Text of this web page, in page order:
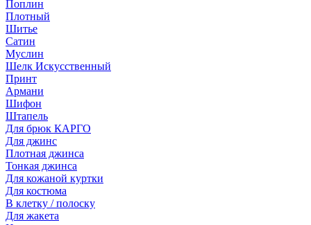
Поплин
Плотный
Шитье
Сатин
Муслин
Шелк Искусственный
Принт
Армани
Шифон
Штапель
Для брюк КАРГО
Для джинс
Плотная джинса
Тонкая джинса
Для кожаной куртки
Для костюма
В клетку / полоску
Для жакета